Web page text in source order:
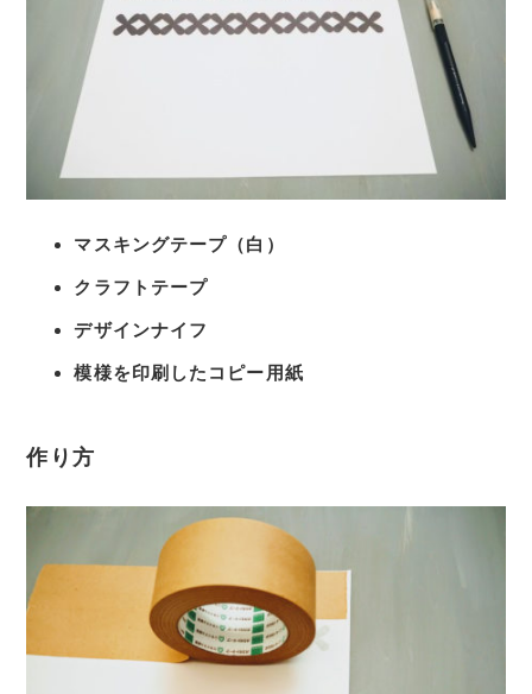
マスキングテープ（白）
クラフトテープ
デザインナイフ
模様を印刷したコピー用紙
作り方